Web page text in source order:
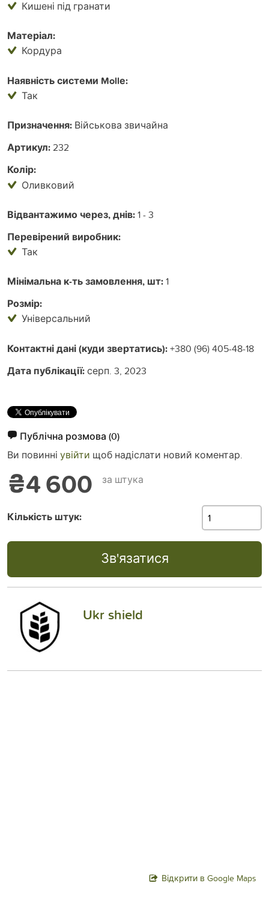
Кишені під гранати
Матеріал:
Кордура
Наявність системи Mollе:
Так
Призначення: Військова звичайна
Артикул:232
Колір:
Оливковий
Відвантажимо через, днів:1 - 3
Перевірений виробник:
Так
Мінімальна к-ть замовлення, шт:1
Розмір:
Універсальний
Контактні дані (куди звертатись):+380 (96) 405-48-18
Дата публікації:серп. 3, 2023
Публічна розмова (0)
Ви повинні увійти щоб надіслати новий коментар.
₴4 600 за штука
Кількість штук:
Зв'язатися
Ukr shield
Відкрити в Google Maps